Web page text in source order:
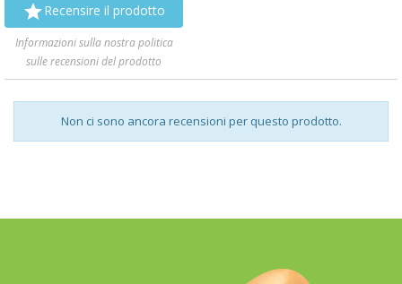
Recensire il prodotto
Informazioni sulla nostra politica
sulle recensioni del prodotto
Non ci sono ancora recensioni per questo prodotto.